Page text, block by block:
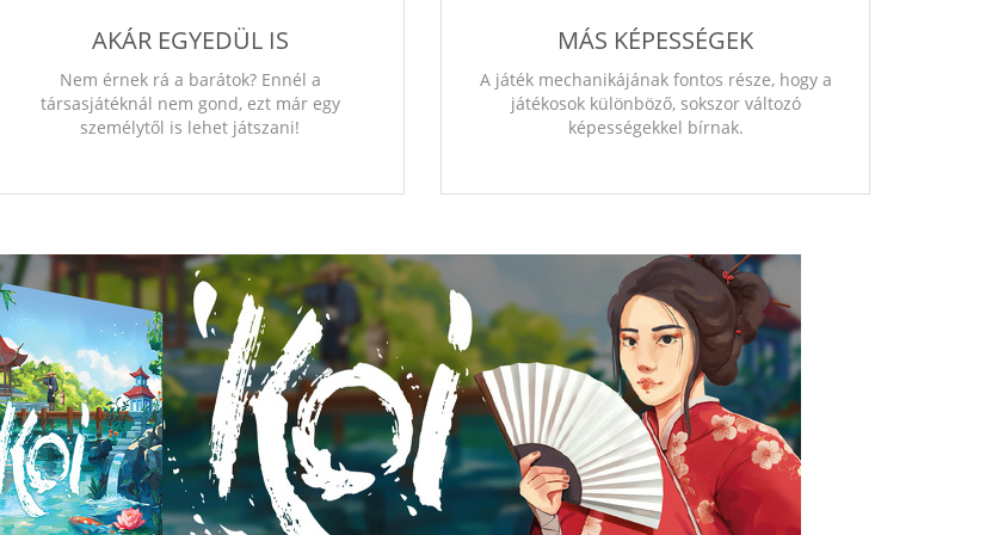
AKÁR EGYEDÜL IS
Nem érnek rá a barátok? Ennél a
társasjátéknál nem gond, ezt már egy
személytől is lehet játszani!
MÁS KÉPESSÉGEK
A játék mechanikájának fontos része, hogy a
játékosok különböző, sokszor változó
képességekkel bírnak.